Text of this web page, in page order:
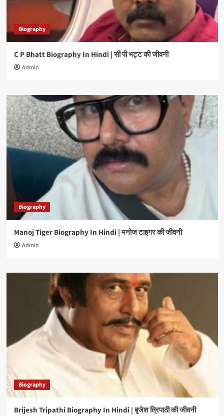
Biography
C P Bhatt Biography In Hindi | सी पी भट्ट की जीवनी
Admin
Biography
Manoj Tiger Biography In Hindi | मनोज टाइगर की जीवनी
Admin
Biography
Brijesh Tripathi Biography In Hindi | बृजेश त्रिपाठी की जीवनी